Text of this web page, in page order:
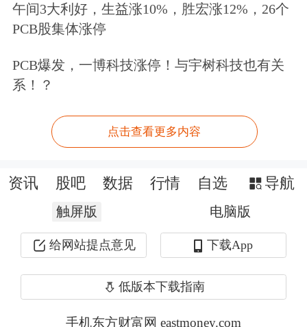
16日记者发稿时，合计有近160家公司
环保、当升科技、柳工 、富士达等标的
家以上， 这些公司分属 计算机
业。
看好充电桩、工程机械等细分领域
家电力设备行业公司接待机构调研，数
午间3大利好，生益涨10%，胜宏涨12%，26个
PCB股集体涨停
PCB爆发，一博科技涨停！与宇树科技也有关
系！？
点击查看更多内容
资讯 股吧 数据 行情 自选 导航
触屏版 电脑版
给网站提点意见 下载App
低版本下载指南
手机东方财富网 eastmoney.com